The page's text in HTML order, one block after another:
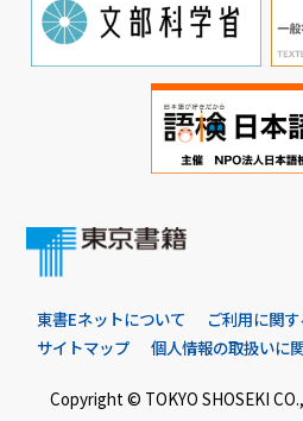
東書Eネットについて ご利用に関
サイトマップ
個人情報の取扱いに
Copyright © TOKYO SHOSEKI